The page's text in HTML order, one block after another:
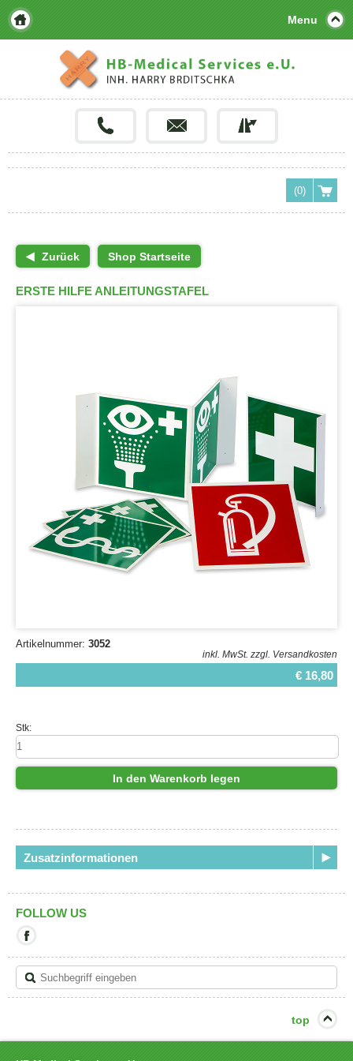
Menu
(0)
Zurück Shop Startseite
ERSTE HILFE ANLEITUNGSTAFEL
Artikelnummer: 3052
inkl. MwSt. zzgl. Versandkosten
€ 16,80
Stk:
In den Warenkorb legen
Zusatzinformationen
FOLLOW US
Link
verlassen
Sie
die
top